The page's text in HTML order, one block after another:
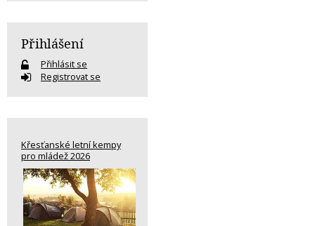
Přihlášení
Přihlásit se
Registrovat se
Křesťanské letní kempy
pro mládež 2026